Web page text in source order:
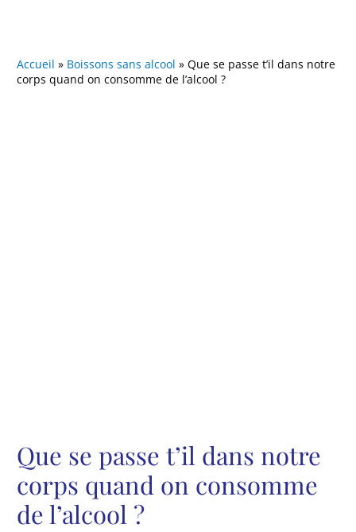
Accueil » Boissons sans alcool »Que se passe t’il dans notre
corps quand on consomme de l’alcool ?
Que se passe t’il dans notre
corps quand on consomme
de l’alcool ?